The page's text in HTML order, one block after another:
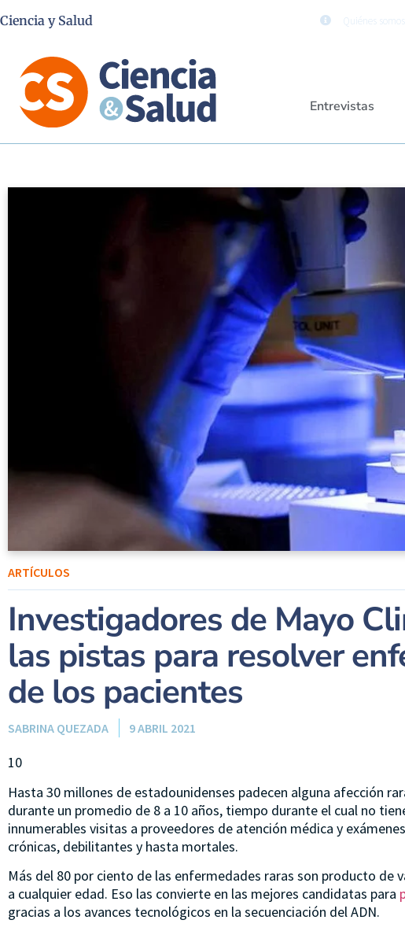
Ciencia y Salud Quiénes somos
Entrevistas
ARTÍCULOS
Investigadores de Mayo
las pistas para resolver
de los pacientes
SABRINA QUEZADA 9 ABRIL 2021
10
Hasta 30 millones de estadounidenses padecen alguna afección
durante un promedio de 8 a 10 años, tiempo durante el cual no
innumerables visitas a proveedores de atención médica y
crónicas, debilitantes y hasta mortales.
Más del 80 por ciento de las enfermedades raras son producto de
a cualquier edad. Eso las convierte en las mejores candidatas para
gracias a los avances tecnológicos en la secuenciación del ADN.